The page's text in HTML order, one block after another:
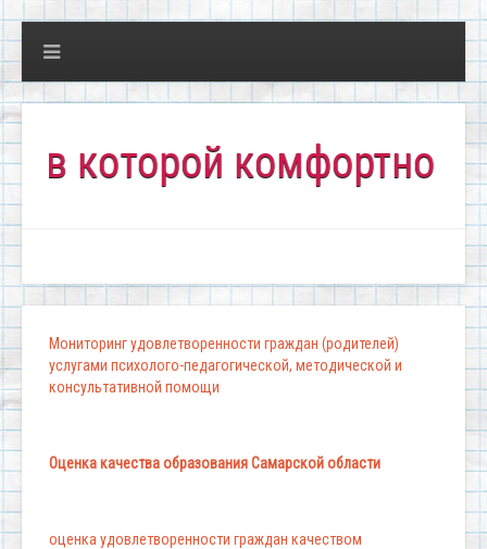
комфортно всем!"
Мониторинг удовлетворенности граждан (родителей)
услугами психолого-педагогической, методической и
консультативной помощи
Оценка качества образования Самарской области
оценка удовлетворенности граждан качеством